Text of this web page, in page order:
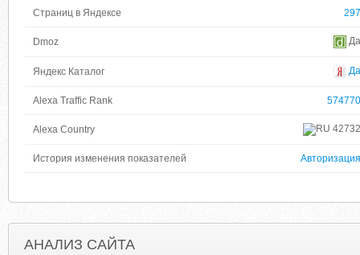
Страниц в Яндексе 297
Dmoz Да
Яндекс Каталог Да
Alexa Traffic Rank 574770
Alexa Country 42732
История изменения показателей Авторизация
АНАЛИЗ САЙТА